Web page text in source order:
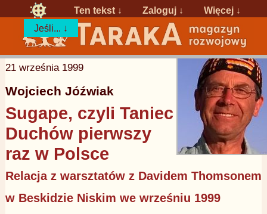
Ten tekst ↓ Zaloguj ↓
Więcej ↓
Jeśli... ↓
21 września 1999
Wojciech Jóźwiak
Sugape, czyli Taniec
Duchów pierwszy
raz w Polsce
Relacja z warsztatów z Davidem Thomsonem
w Beskidzie Niskim we wrześniu 1999